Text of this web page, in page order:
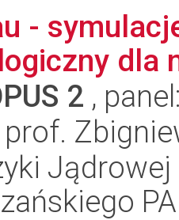
-
dla
2 ,